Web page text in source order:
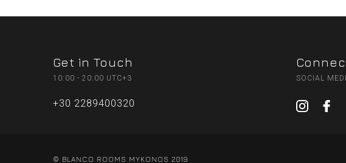
Get in Touch
10:00 - 20:00 UTC+3
+30 2289400320
SOCIAL
© BLANCO ROOMS MYKONOS 2019